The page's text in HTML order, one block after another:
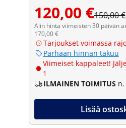
120,00 €150,00 €
Alin hinta viimeisten 30 päivän
170,00 €
Tarjoukset voimassa
Parhaan hinnan takuu
Viimeiset kappaleet!
1
ILMAINEN TOIMITUS n.
Lisää